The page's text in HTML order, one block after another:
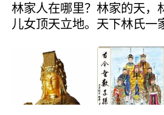
林家人在哪里？林家的天，
儿女顶天立地。天下林氏一